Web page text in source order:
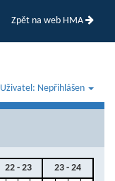
Zpět na web HMA
Uživatel: Nepřihlášen
22 - 23 23 - 24